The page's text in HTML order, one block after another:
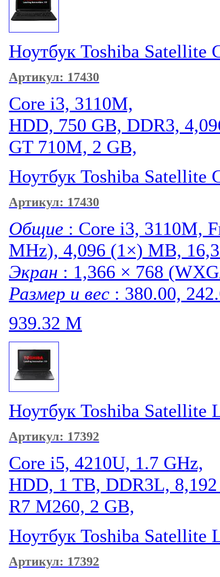
Ноутбук Toshiba Satellite
Артикул: 17430
Core i3, 3110M,
HDD, 750 GB, DDR3,
GT 710M, 2 GB,
Ноутбук Toshiba Satellite
Артикул: 17430
Общие : Core i3, 3110M,
MHz), 4,096 (1×) MB,
Экран : 1,366 × 768
Размер и вес : 380.00,
939.32 M
Ноутбук Toshiba Satellite
Артикул: 17392
Core i5, 4210U, 1.7 GHz,
HDD, 1 TB, DDR3L,
R7 M260, 2 GB,
Ноутбук Toshiba Satellite
Артикул: 17392